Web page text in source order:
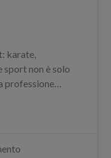
karate,
non è solo
professione…